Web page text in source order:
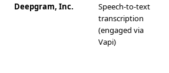
Deepgram, Inc.
Speech-to-text
transcription
(engaged via
Vapi)